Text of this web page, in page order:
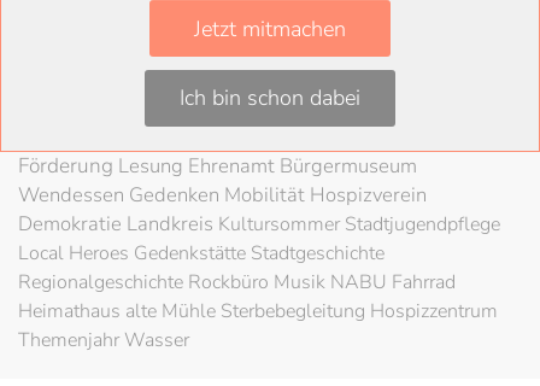
KunstKunstvereinMuseumFestival
Braunschweigische LandschaftHAB
Jahre KriegsendeLiteraturSalzgitterTheater
UmweltschutzLAG Rock
SchladenStadtradelnFahrradfahren
Förderung Lesung Ehrenamt Bürgermuseum
Wendessen Gedenken Mobilität Hospizverein
Demokratie Landkreis KultursommerStadtjugendpflege
Local Heroes Gedenkstätte Stadtgeschichte
Regionalgeschichte Rockbüro Musik NABU Fahrrad
Heimathaus alte Mühle Sterbebegleitung Hospizzentrum
Themenjahr Wasser
Jetzt mitmachen
Ich bin schon dabei